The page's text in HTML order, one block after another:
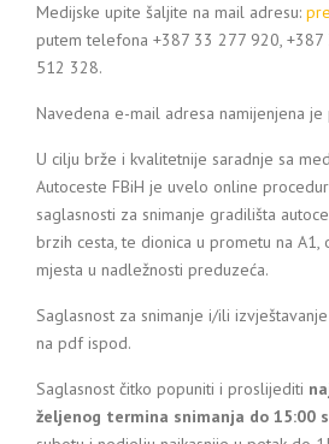
Medijske upite šaljite na mail adresu:
putem telefona +387 33 277 920,
512 328.
Navedena e-mail adresa namijenjena je
U cilju brže i kvalitetnije saradnje sa
Autoceste FBiH je uvelo online
saglasnosti za snimanje gradilišta
brzih cesta, te dionica u prometu na A1,
mjesta u nadležnosti preduzeća.
Saglasnost za snimanje i/ili
na pdf ispod.
Saglasnost čitko popuniti i proslijediti
željenog termina snimanja do 15:00